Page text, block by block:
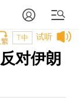
试听
T中
对伊朗